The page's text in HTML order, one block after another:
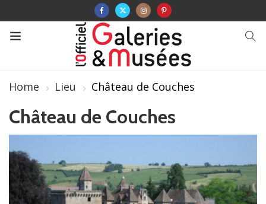
Home Lieu Château de Couches
Château de Couches